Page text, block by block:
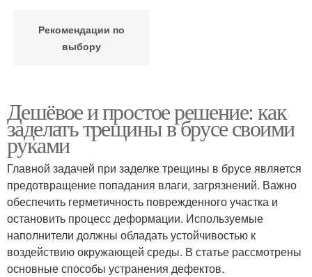
Рекомендации по
выбору
Дешёвое и простое решение: как
заделать трещины в брусе своими
руками
Главной задачей при заделке трещины в брусе является
предотвращение попадания влаги, загрязнений. Важно
обеспечить герметичность поврежденного участка и
остановить процесс деформации. Используемые
наполнители должны обладать устойчивостью к
воздействию окружающей среды. В статье рассмотрены
основные способы устранения дефектов.